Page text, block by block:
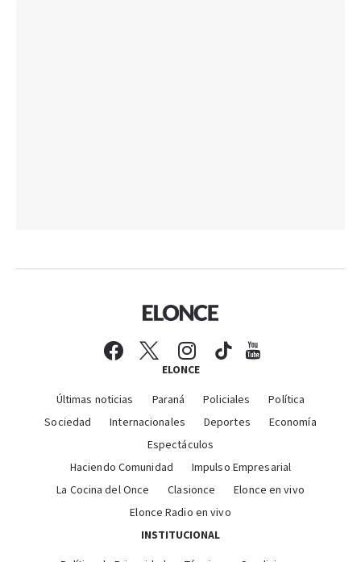
ELONCE
Últimas noticias Paraná Policiales
Política
Sociedad
Internacionales Deportes
Economía
Espectáculos
Haciendo Comunidad
Impulso Empresarial
La Cocina del Once
Clasionce
Elonce en vivo
Elonce Radio en vivo
INSTITUCIONAL